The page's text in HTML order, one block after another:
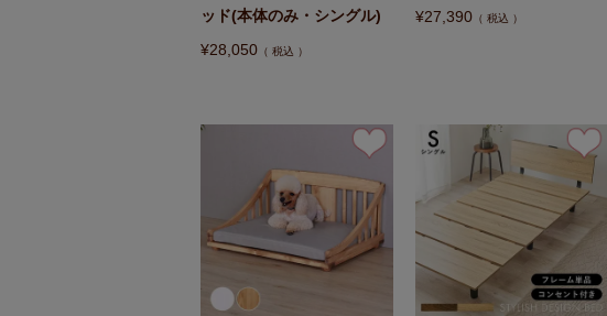
ッド(本体のみ・シングル)
¥28,050 税込
¥27,390 税込